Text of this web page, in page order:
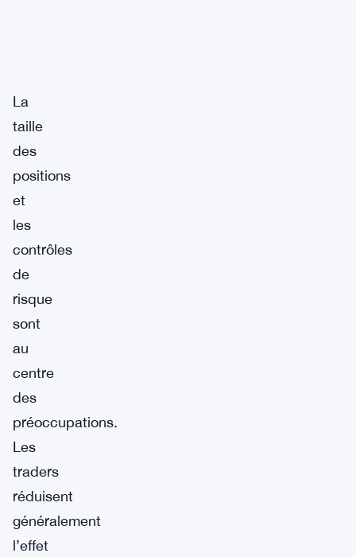
La
taille
des
positions
et
les
contrôles
de
risque
sont
au
centre
des
préoccupations.
Les
traders
réduisent
généralement
l’effet